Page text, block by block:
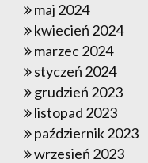
maj 2024
kwiecień 2024
marzec 2024
styczeń 2024
grudzień 2023
listopad 2023
październik 2023
wrzesień 2023